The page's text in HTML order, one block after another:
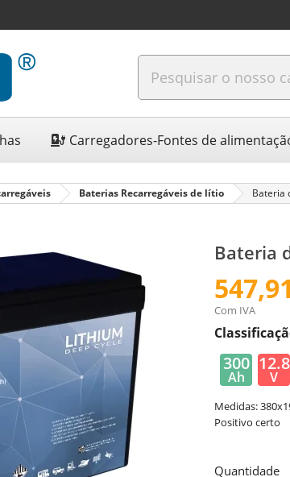
Carregadores-Fontes de
Baterias Recarregáveis de lítio Bateria
Bateria
Com IVA
300
Ah
12.8
V
Medidas:
Positivo certo
Quantidade